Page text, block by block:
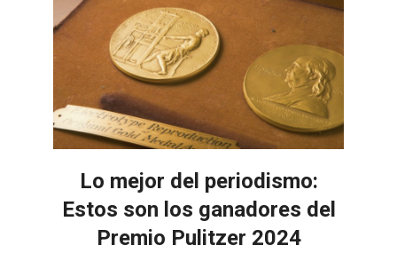
Lo mejor del periodismo:
Estos son los ganadores del
Premio Pulitzer 2024